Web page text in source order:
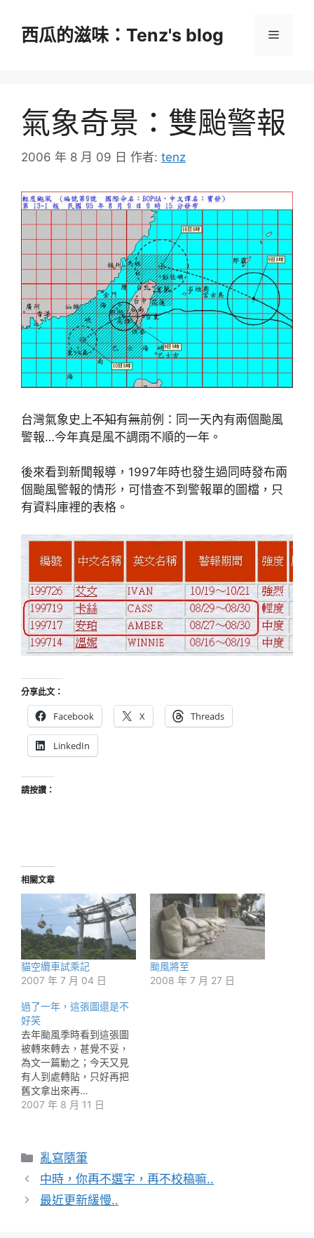
西瓜的滋味：Tenz's blog 選
氣象奇景：雙颱警報
2006 年 8 月 09 日 作者: tenz
台灣氣象史上不知有無前例：同一天內有兩個颱風
警報…今年真是風不調雨不順的一年。
後來看到新聞報導，1997年時也發生過同時發布兩
個颱風警報的情形，可惜查不到警報單的圖檔，只
有資料庫裡的表格。
分享此文：
Facebook X Threads
LinkedIn
請按讚：
相關文章
貓空纜車試乘記
2007 年 7 月 04 日
颱風將至
2008 年 7 月 27 日
過了一年，這張圖還是不
好笑
去年颱風季時看到這張圖
被轉來轉去，甚覺不妥，
為文一篇勦之；今天又見
有人到處轉貼，只好再把
舊文拿出來再…
2007 年 8 月 11 日
分
類
亂寫隨筆
中時，你再不選字，再不校稿嘛..
最近更新緩慢..